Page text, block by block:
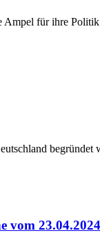
für ihre
vom 23.04.2024